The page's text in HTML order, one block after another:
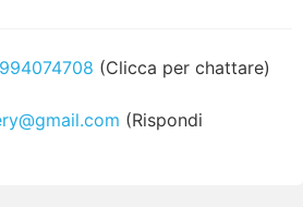
(Clicca per chattare)
(Rispondi